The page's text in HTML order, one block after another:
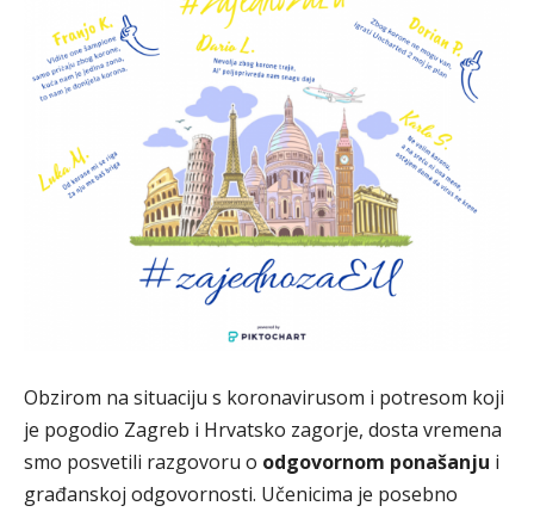
Obzirom na situaciju s koronavirusom i potresom koji
je pogodio Zagreb i Hrvatsko zagorje, dosta vremena
smo posvetili razgovoru o odgovornom ponašanju i
građanskoj odgovornosti. Učenicima je posebno